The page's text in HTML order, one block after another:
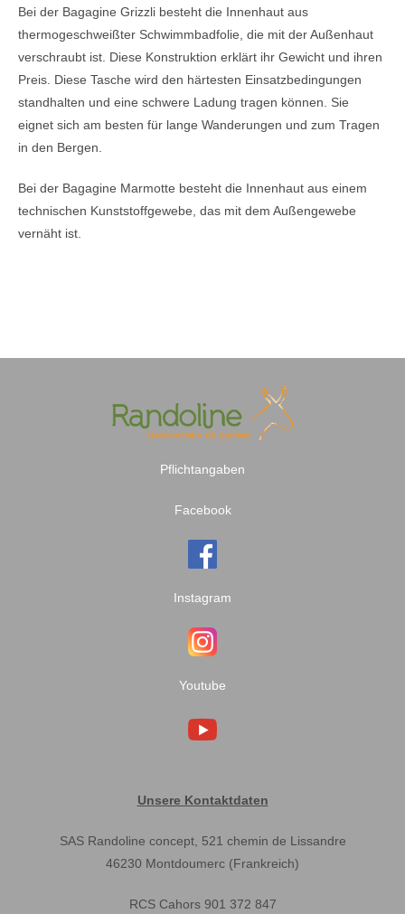
Bei der Bagagine Grizzli besteht die Innenhaut aus
thermogeschweißter Schwimmbadfolie, die mit der Außenhaut
verschraubt ist. Diese Konstruktion erklärt ihr Gewicht und ihren
Preis. Diese Tasche wird den härtesten Einsatzbedingungen
standhalten und eine schwere Ladung tragen können. Sie
eignet sich am besten für lange Wanderungen und zum Tragen
in den Bergen.
Bei der Bagagine Marmotte besteht die Innenhaut aus einem
technischen Kunststoffgewebe, das mit dem Außengewebe
vernäht ist.
Pflichtangaben
Facebook
Instagram
Youtube
Unsere Kontaktdaten
SAS Randoline concept, 521 chemin de Lissandre
46230 Montdoumerc (Frankreich)
RCS Cahors 901 372 847